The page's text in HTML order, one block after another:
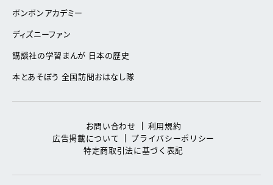
ボンボンアカデミー
ディズニーファン
講談社の学習まんが 日本の歴史
本とあそぼう 全国訪問おはなし隊
お問い合わせ
利用規約
広告掲載について
プライバシーポリシー
特定商取引法に基づく表記